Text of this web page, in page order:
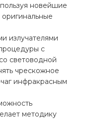
новейшие
излучателями
с
световодной
чрескожное
инфракрасным
методику